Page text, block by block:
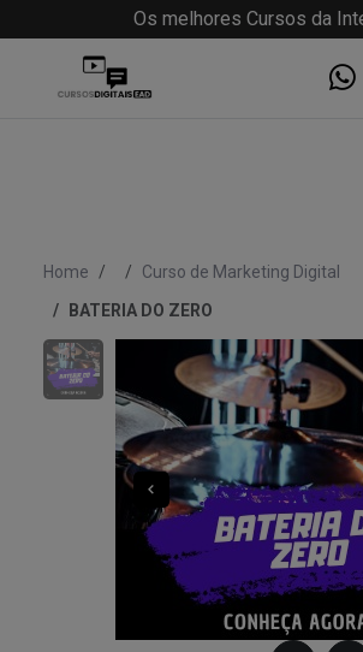
Os melhores Cursos da
Home
Curso de Marketing Digital
BATERIA DO ZERO